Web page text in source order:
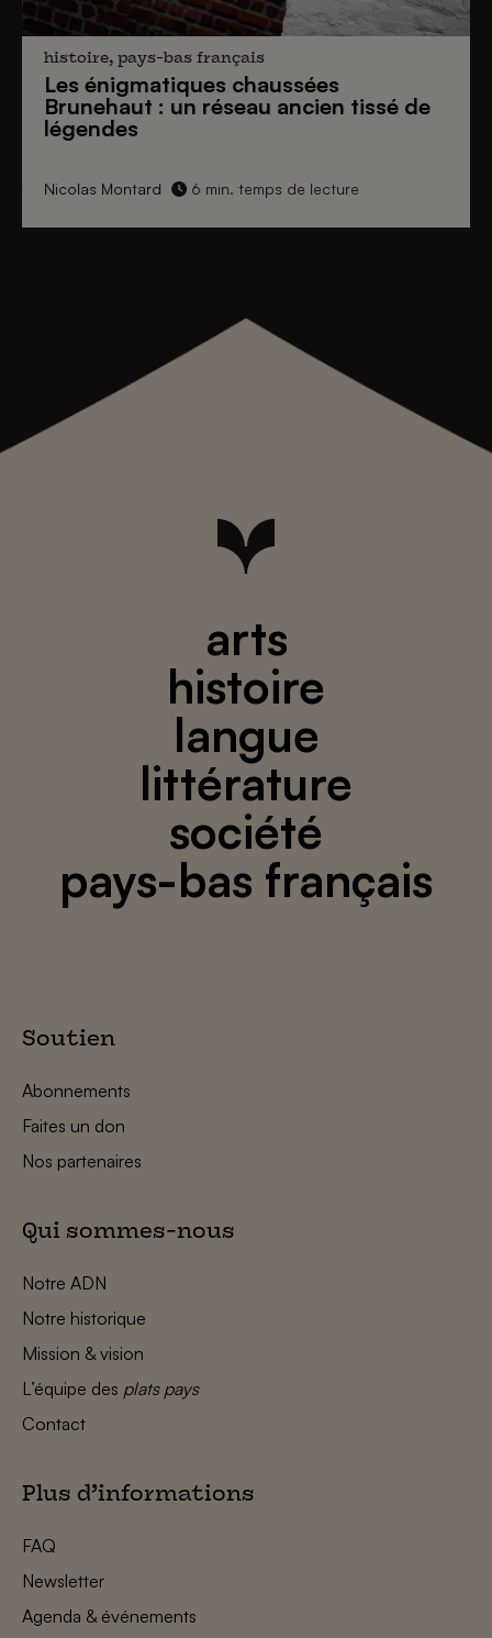
histoire, pays-bas français
Les énigmatiques chaussées
Brunehaut : un réseau ancien tissé de
légendes
Nicolas Montard 6 min. temps de lecture
arts
histoire
langue
littérature
société
pays-bas français
Soutien
Abonnements
Faites un don
Nos partenaires
Qui sommes-nous
Notre ADN
Notre historique
Mission & vision
L’équipe des plats pays
Contact
Plus d’informations
FAQ
Newsletter
Agenda & événements